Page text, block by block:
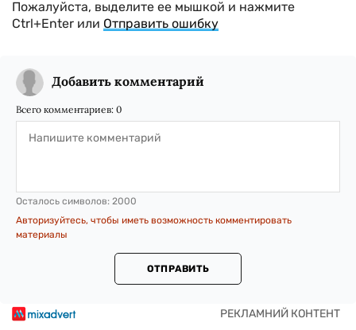
Пожалуйста, выделите ее мышкой и нажмите
Ctrl+Enter или Отправить ошибку
Добавить комментарий
Всего комментариев: 0
Осталось символов: 2000
Авторизуйтесь, чтобы иметь возможность комментировать
материалы
ОТПРАВИТЬ